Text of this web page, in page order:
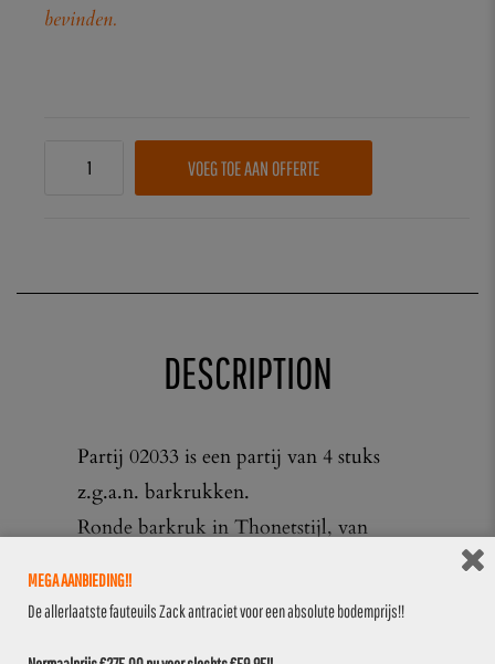
bevinden.
VOEG TOE AAN OFFERTE
DESCRIPTION
Partij 02033 is een partij van 4 stuks
z.g.a.n. barkrukken.
Ronde barkruk in Thonetstijl, van
voetring en een luxe groene zitting met
MEGA AANBIEDING!!
De allerlaatste fauteuils Zack antraciet voor een absolute bodemprijs!!